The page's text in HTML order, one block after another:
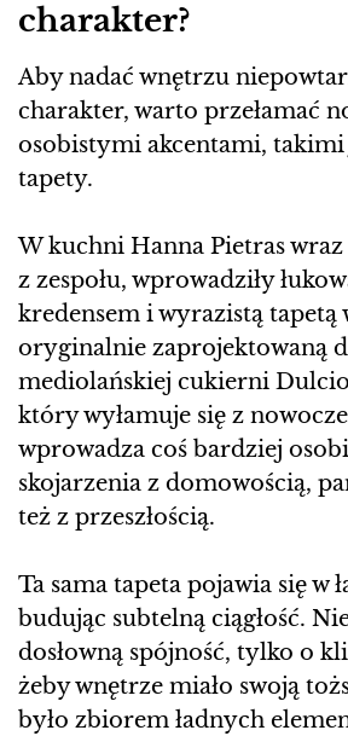
charakter?
Aby nadać wnętrzu
charakter, warto przełamać
osobistymi akcentami,
tapety.
W kuchni Hanna Pietras
z zespołu, wprowadziły
kredensem i wyrazistą tapetą
oryginalnie zaprojektowaną
mediolańskiej cukierni
który wyłamuje się z
wprowadza coś bardziej
skojarzenia z domowością,
też z przeszłością.
Ta sama tapeta pojawia się w
budując subtelną ciągłość.
dosłowną spójność, tylko o
żeby wnętrze miało swoją
było zbiorem ładnych